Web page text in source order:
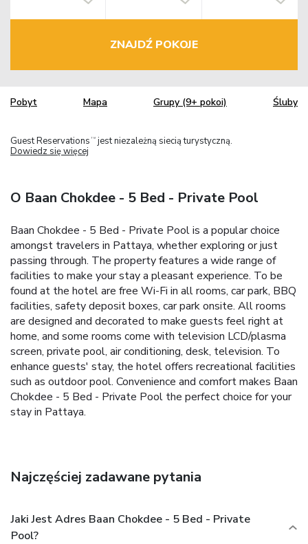
ZNAJDŹ POKOJE
Pobyt Mapa Grupy (9+ pokoi) Śluby
Guest Reservations TM jest niezależną siecią turystyczną.
Dowiedz się więcej
O Baan Chokdee - 5 Bed - Private Pool
Baan Chokdee - 5 Bed - Private Pool is a popular choice
amongst travelers in Pattaya, whether exploring or just
passing through. The property features a wide range of
facilities to make your stay a pleasant experience. To be
found at the hotel are free Wi-Fi in all rooms, car park, BBQ
facilities, safety deposit boxes, car park onsite. All rooms
are designed and decorated to make guests feel right at
home, and some rooms come with television LCD/plasma
screen, private pool, air conditioning, desk, television. To
enhance guests' stay, the hotel offers recreational facilities
such as outdoor pool. Convenience and comfort makes Baan
Chokdee - 5 Bed - Private Pool the perfect choice for your
stay in Pattaya.
Najczęściej zadawane pytania
Jaki Jest Adres Baan Chokdee - 5 Bed - Private
Pool?